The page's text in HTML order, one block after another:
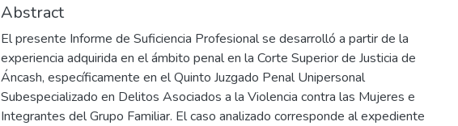
Abstract
El presente Informe de Suficiencia Profesional se desarrolló a partir de la
experiencia adquirida en el ámbito penal en la Corte Superior de Justicia de
Áncash, específicamente en el Quinto Juzgado Penal Unipersonal
Subespecializado en Delitos Asociados a la Violencia contra las Mujeres e
Integrantes del Grupo Familiar. El caso analizado corresponde al expediente